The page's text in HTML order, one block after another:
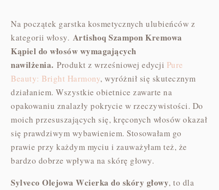
Na początek garstka kosmetycznych ulubieńców z
kategorii włosy. Artishoq Szampon Kremowa
Kąpiel do włosów wymagających
nawilżenia. Produkt z wrześniowej edycji Pure
Beauty: Bright Harmony, wyróżnił się skutecznym
działaniem. Wszystkie obietnice zawarte na
opakowaniu znalazły pokrycie w rzeczywistości. Do
moich przesuszających się, kręconych włosów okazał
się prawdziwym wybawieniem. Stosowałam go
prawie przy każdym myciu i zauważyłam też, że
bardzo dobrze wpływa na skórę głowy.
Sylveco Olejowa Wcierka do skóry głowy, to dla